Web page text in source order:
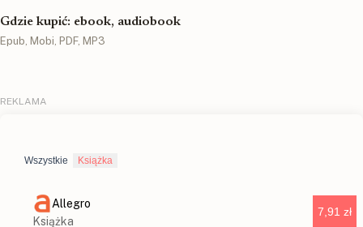
Gdzie kupić: ebook, audiobook
Epub, Mobi, PDF, MP3